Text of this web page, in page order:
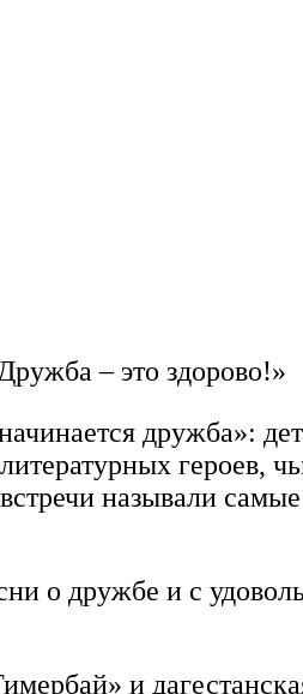
– это здорово!»
дружба»:
героев,
называли
о дружбе и с
и